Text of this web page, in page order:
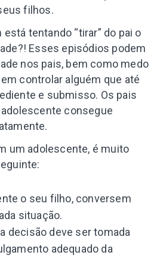
filhos.
tentando “tirar” do pai o
Esses episódios podem
nos pais, bem como medo
controlar alguém que até
e submisso. Os pais
consegue
um adolescente, é muito
o seu filho, conversem
situação.
a decisão deve ser tomada
adequado da